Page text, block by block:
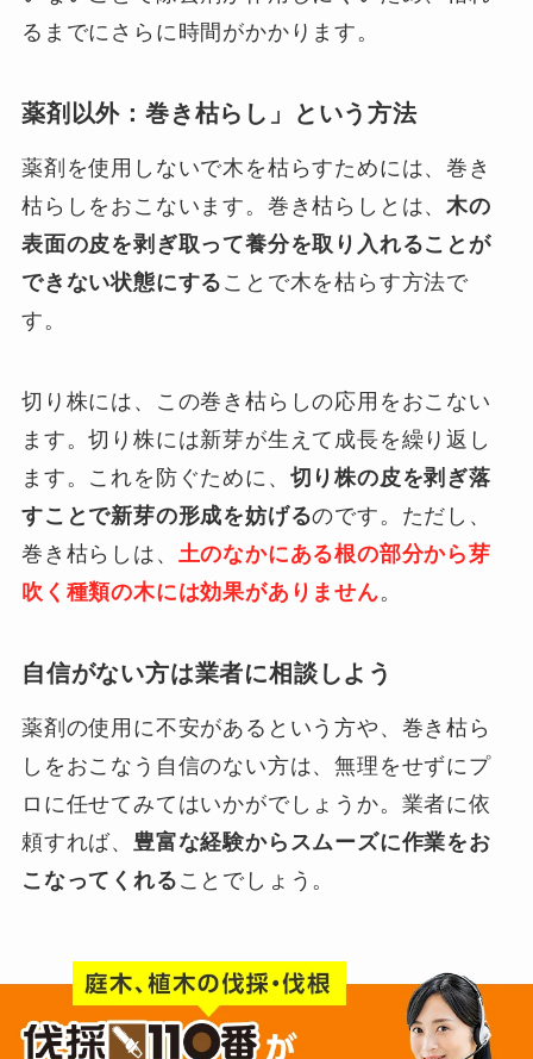
るまでにさらに時間がかかります。
薬剤以外：巻き枯らし」という方法
薬剤を使用しないで木を枯らすためには、巻き
枯らしをおこないます。巻き枯らしとは、木の
表面の皮を剥ぎ取って養分を取り入れることが
できない状態にする ことで木を枯らす方法で
す。
切り株には、この巻き枯らしの応用をおこない
ます。切り株には新芽が生えて成長を繰り返し
ます。これを防ぐために、 切り株の皮を剥ぎ落
すことで新芽の形成を妨げるのです。ただし、
巻き枯らしは、 土のなかにある根の部分から芽
吹く種類の木には効果がありません。
自信がない方は業者に相談しよう
薬剤の使用に不安があるという方や、巻き枯ら
しをおこなう自信のない方は、無理をせずにプ
ロに任せてみてはいかがでしょうか。業者に依
頼すれば、 豊富な経験からスムーズに作業をお
こなってくれる ことでしょう。